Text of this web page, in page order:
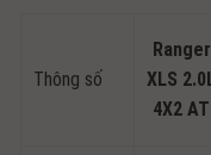
Thông số
Ranger
XLS
4X2 AT